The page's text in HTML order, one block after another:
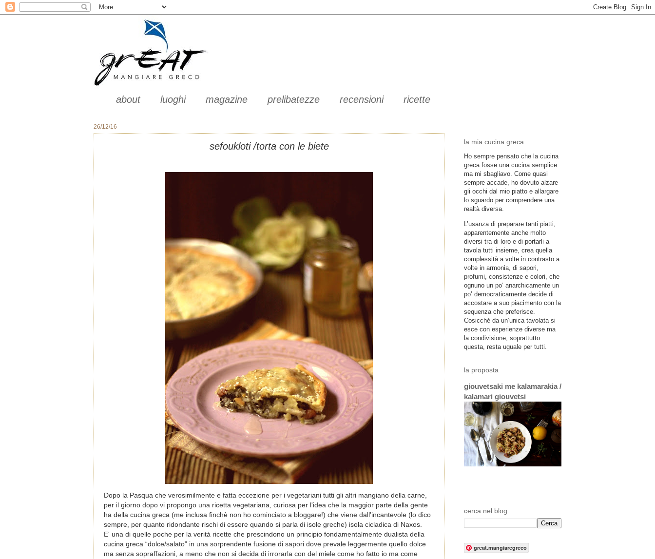
about luoghi magazine prelibatezze recensioni ricette
26/12/16
sefoukloti /torta con le biete
Dopo la Pasqua che verosimilmente e fatta eccezione per i vegetariani tutti gli altri mangiano della carne,
per il giorno dopo vi propongo una ricetta vegetariana, curiosa per l'idea che la maggior parte della gente
ha della cucina greca (me inclusa finchè non ho cominciato a bloggare!) che viene dall'incantevole (lo dico
sempre, per quanto ridondante rischi di essere quando si parla di isole greche) isola cicladica di Naxos.
E' una di quelle poche per la verità ricette che prescindono un principio fondamentalmente dualista della
cucina greca “dolce/salato” in una sorprendente fusione di sapori dove prevale leggermente quello dolce
ma senza sopraffazioni, a meno che non si decida di irrorarla con del miele come ho fatto io ma come
la mia cucina greca
Ho sempre pensato che la cucina
greca fosse una cucina semplice
ma mi sbagliavo. Come quasi
sempre accade, ho dovuto alzare
gli occhi dal mio piatto e allargare
lo sguardo per comprendere una
realtà diversa.
L’usanza di preparare tanti piatti,
apparentemente anche molto
diversi tra di loro e di portarli a
tavola tutti insieme, crea quella
complessità a volte in contrasto a
volte in armonia, di sapori,
profumi, consistenze e colori, che
ognuno un po’ anarchicamente un
po’ democraticamente decide di
accostare a suo piacimento con la
sequenza che preferisce.
Cosicché da un’unica tavolata si
esce con esperienze diverse ma
la condivisione, soprattutto
questa, resta uguale per tutti.
la proposta
giouvetsaki me kalamarakia /
kalamari giouvetsi
cerca nel blog
great.mangiaregreco